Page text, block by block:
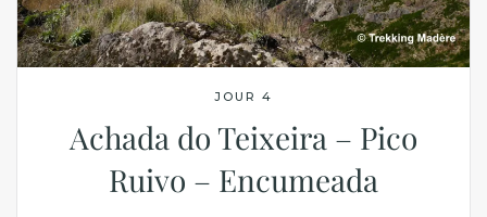
JOUR 4
Achada do Teixeira – Pico
Ruivo – Encumeada